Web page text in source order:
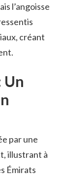
l’angoisse
créant
Un
par une
illustrant à
Émirats